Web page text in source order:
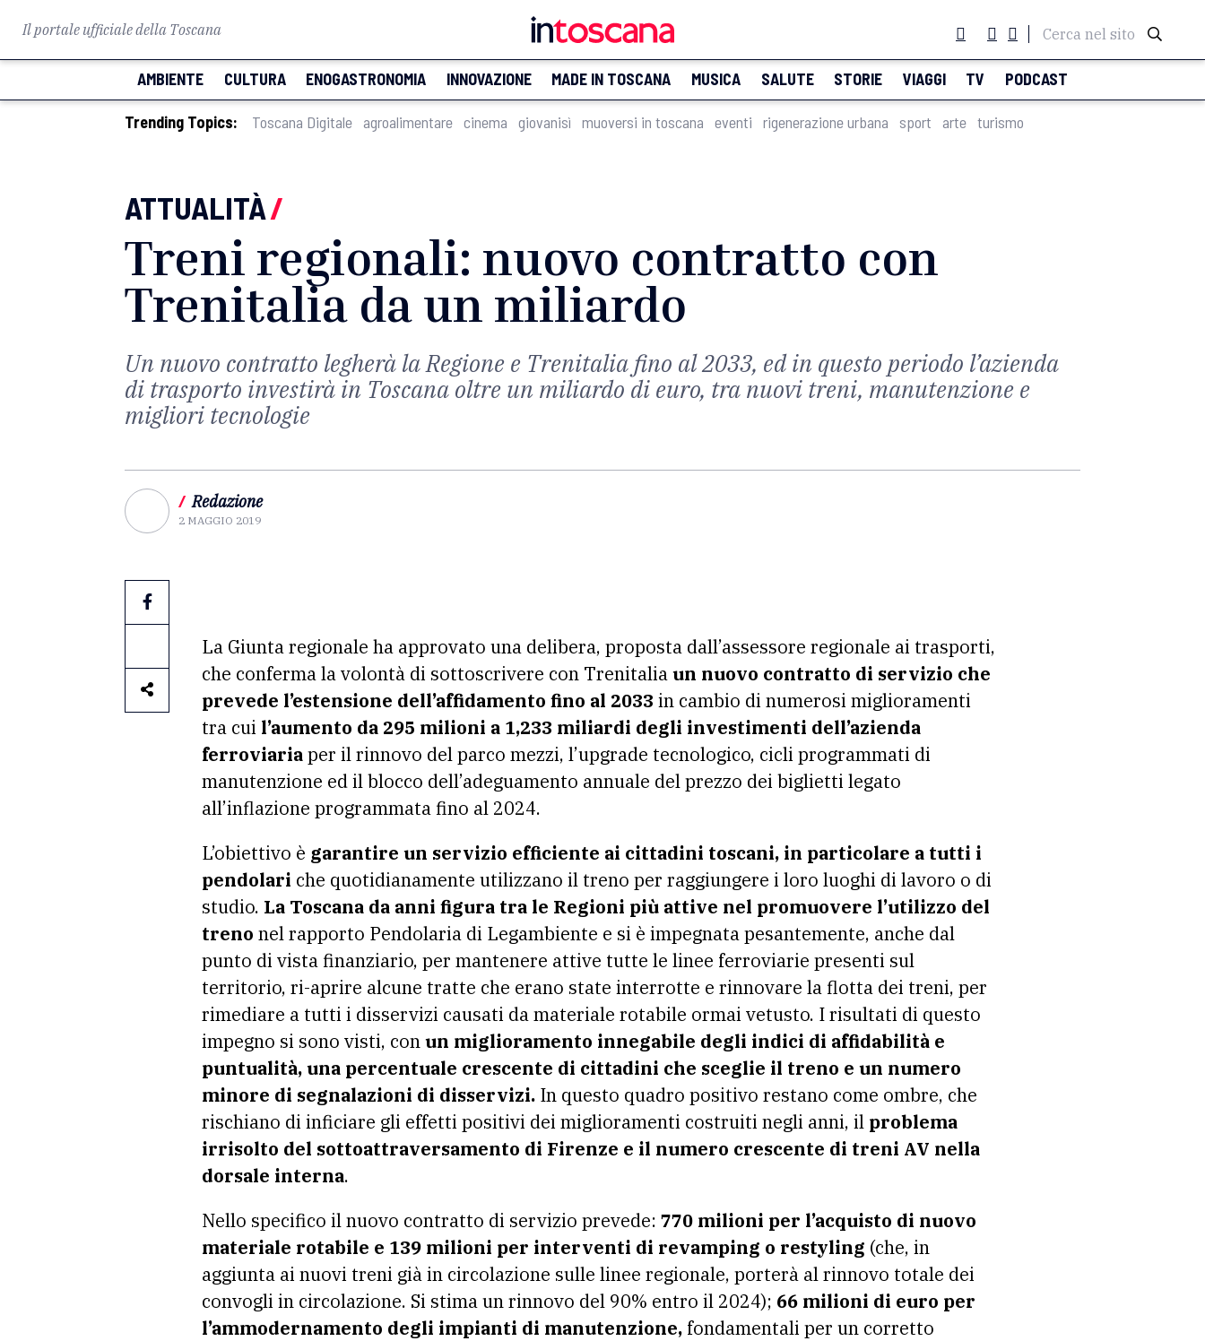
Il portale ufficiale della Toscana Cerca nel sito
AMBIENTE CULTURA ENOGASTRONOMIA INNOVAZIONE MADE IN TOSCANA MUSICA SALUTE STORIE VIAGGI TV PODCAST
Trending Topics: Toscana Digitale agroalimentare cinema giovanisì muoversi in toscana eventi rigenerazione urbana sport arte turismo
ATTUALITÀ/
Treni regionali: nuovo contratto con
Trenitalia da un miliardo
Un nuovo contratto legherà la Regione e Trenitalia fino al 2033, ed in questo periodo l’azienda
di trasporto investirà in Toscana oltre un miliardo di euro, tra nuovi treni, manutenzione e
migliori tecnologie
/ Redazione
2 MAGGIO 2019
La Giunta regionale ha approvato una delibera, proposta dall’assessore regionale ai trasporti,
che conferma la volontà di sottoscrivere con Trenitaliaun nuovo contratto di servizio che
prevede l’estensione dell’affidamento fino al 2033 in cambio di numerosi miglioramenti
tra cui l’aumento da 295 milioni a 1,233 miliardi degli investimenti dell’azienda
ferroviariaper il rinnovo del parco mezzi, l’upgrade tecnologico, cicli programmati di
manutenzione ed il blocco dell’adeguamento annuale del prezzo dei biglietti legato
all’inflazione programmata fino al 2024.
L’obiettivo è garantire un servizio efficiente ai cittadini toscani, in particolare a tutti i
pendolari che quotidianamente utilizzano il treno per raggiungere i loro luoghi di lavoro o di
studio. La Toscana da anni figura tra le Regioni più attive nel promuovere l’utilizzo del
treno nel rapporto Pendolaria di Legambiente e si è impegnata pesantemente, anche dal
punto di vista finanziario, per mantenere attive tutte le linee ferroviarie presenti sul
territorio, ri-aprire alcune tratte che erano state interrotte e rinnovare la flotta dei treni, per
rimediare a tutti i disservizi causati da materiale rotabile ormai vetusto. I risultati di questo
impegno si sono visti, conun miglioramento innegabile degli indici di affidabilità e
puntualità, una percentuale crescente di cittadini che sceglie il treno e un numero
minore di segnalazioni di disservizi. In questo quadro positivo restano come ombre, che
rischiano di inficiare gli effetti positivi dei miglioramenti costruiti negli anni, il problema
irrisolto del sottoattraversamento di Firenze e il numero crescente di treni AV nella
dorsale interna.
Nello specifico il nuovo contratto di servizio prevede: 770 milioni per l’acquisto di nuovo
materiale rotabile e 139 milioni per interventi di revamping o restyling (che, in
aggiunta ai nuovi treni già in circolazione sulle linee regionale, porterà al rinnovo totale dei
convogli in circolazione. Si stima un rinnovo del 90% entro il 2024); 66 milioni di euro per
l’ammodernamento degli impianti di manutenzione, fondamentali per un corretto